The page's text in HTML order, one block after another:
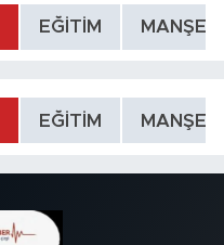
EĞİTİM MANŞET
EĞİTİM MANŞET